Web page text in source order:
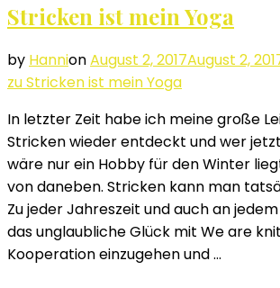
Stricken ist mein Yoga
by HannionAugust 2, 2017August 2,
zu Stricken ist mein Yoga
In letzter Zeit habe ich meine große
Stricken wieder entdeckt und wer
wäre nur ein Hobby für den Winter
von daneben. Stricken kann man
Zu jeder Jahreszeit und auch an
das unglaubliche Glück mit We are
Kooperation einzugehen und …